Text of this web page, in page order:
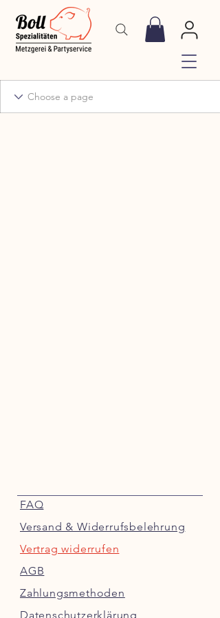
FAQ
Versand & Widerrufsbelehrung
Vertrag widerrufen
AGB
Zahlungsmethoden
Datenschutzerklärung